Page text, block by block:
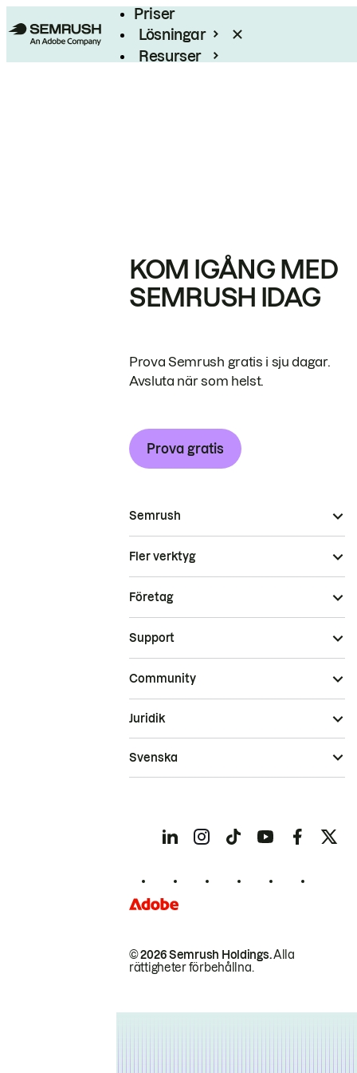
Priser
Lösningar
Resurser
KOM IGÅNG MED
SEMRUSH IDAG
Prova Semrush gratis i sju dagar.
Avsluta när som helst.
Prova gratis
Semrush
Fler verktyg
Företag
Support
Community
© 2026 Semrush Holdings.Alla
rättigheter förbehållna.
Juridik
Svenska